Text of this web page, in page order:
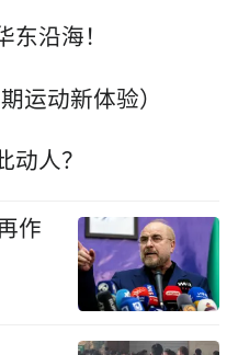
东沿海！
运动新体验）
动人？
作